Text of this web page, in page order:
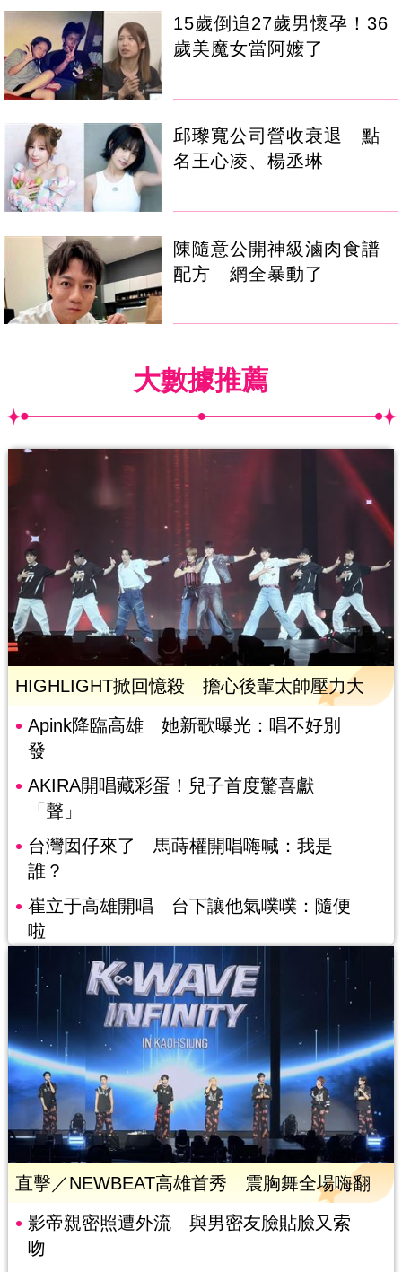
15歲倒追27歲男懷孕！36
歲美魔女當阿嬤了
邱瓈寬公司營收衰退 點
名王心凌、楊丞琳
陳隨意公開神級滷肉食譜
配方 網全暴動了
大數據推薦
HIGHLIGHT掀回憶殺 擔心後輩太帥壓力大
Apink降臨高雄 她新歌曝光：唱不好別
發
AKIRA開唱藏彩蛋！兒子首度驚喜獻
「聲」
台灣囡仔來了 馬蒔權開唱嗨喊：我是
誰？
崔立于高雄開唱 台下讓他氣噗噗：隨便
啦
直擊／NEWBEAT高雄首秀 震胸舞全場嗨翻
影帝親密照遭外流 與男密友臉貼臉又索
吻